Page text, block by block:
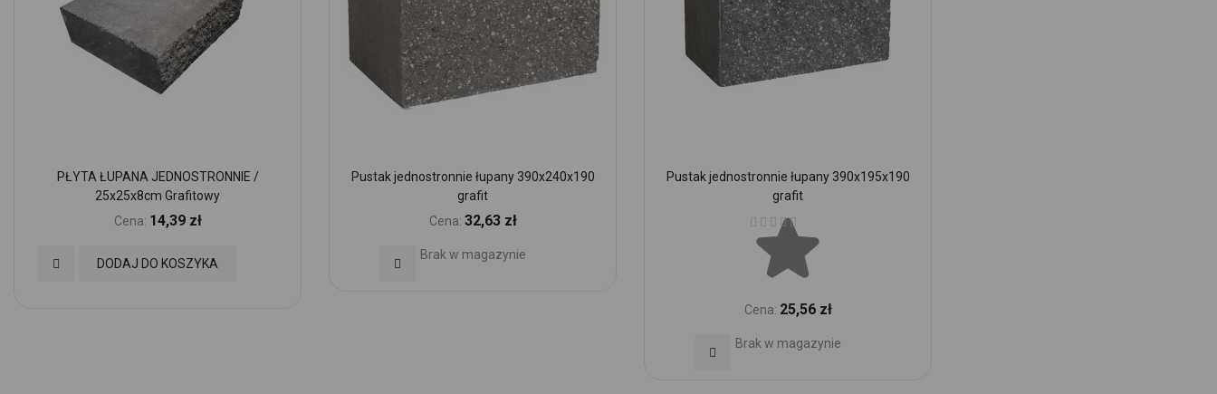
PŁYTA ŁUPANA JEDNOSTRONNIE /
25x25x8cm Grafitowy
Cena: 14,39 zł
DODAJ DO KOSZYKA
Dodaj
Pustak jednostronnie łupany 390x240x190
grafit
Cena: 32,63 zł
Brak w magazynie
Dodaj
Pustak jednostronnie łupany 390x195x190
grafit
Ocena:
Cena: 25,56 zł
Brak w magazynie
Dodaj